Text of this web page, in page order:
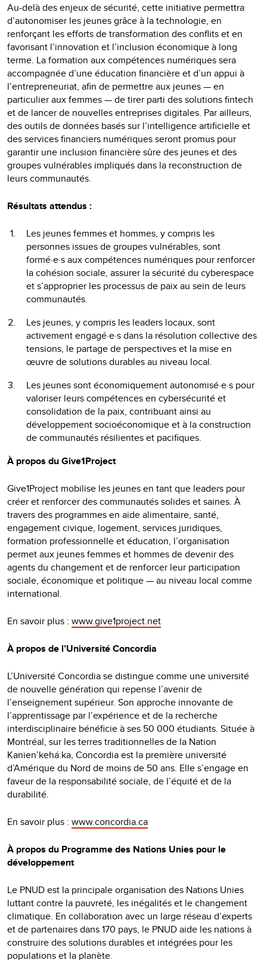
Au-delà des enjeux de sécurité, cette initiative permettra
d’autonomiser les jeunes grâce à la technologie, en
renforçant les efforts de transformation des conflits et en
favorisant l’innovation et l’inclusion économique à long
terme. La formation aux compétences numériques sera
accompagnée d’une éducation financière et d’un appui à
l’entrepreneuriat, afin de permettre aux jeunes — en
particulier aux femmes — de tirer parti des solutions fintech
et de lancer de nouvelles entreprises digitales. Par ailleurs,
des outils de données basés sur l’intelligence artificielle et
des services financiers numériques seront promus pour
garantir une inclusion financière sûre des jeunes et des
groupes vulnérables impliqués dans la reconstruction de
leurs communautés.
Résultats attendus :
Les jeunes femmes et hommes, y compris les
personnes issues de groupes vulnérables, sont
formé·e·s aux compétences numériques pour renforcer
la cohésion sociale, assurer la sécurité du cyberespace
et s’approprier les processus de paix au sein de leurs
communautés.
Les jeunes, y compris les leaders locaux, sont
activement engagé·e·s dans la résolution collective des
tensions, le partage de perspectives et la mise en
œuvre de solutions durables au niveau local.
Les jeunes sont économiquement autonomisé·e·s pour
valoriser leurs compétences en cybersécurité et
consolidation de la paix, contribuant ainsi au
développement socioéconomique et à la construction
de communautés résilientes et pacifiques.
À propos du Give1Project
Give1Project mobilise les jeunes en tant que leaders pour
créer et renforcer des communautés solides et saines. À
travers des programmes en aide alimentaire, santé,
engagement civique, logement, services juridiques,
formation professionnelle et éducation, l’organisation
permet aux jeunes femmes et hommes de devenir des
agents du changement et de renforcer leur participation
sociale, économique et politique — au niveau local comme
international.
En savoir plus : www.give1project.net
À propos de l’Université Concordia
L’Université Concordia se distingue comme une université
de nouvelle génération qui repense l’avenir de
l’enseignement supérieur. Son approche innovante de
l’apprentissage par l’expérience et de la recherche
interdisciplinaire bénéficie à ses 50 000 étudiants. Située à
Montréal, sur les terres traditionnelles de la Nation
Kanien’kehá:ka, Concordia est la première université
d’Amérique du Nord de moins de 50 ans. Elle s’engage en
faveur de la responsabilité sociale, de l’équité et de la
durabilité.
En savoir plus : www.concordia.ca
À propos du Programme des Nations Unies pour le
développement
Le PNUD est la principale organisation des Nations Unies
luttant contre la pauvreté, les inégalités et le changement
climatique. En collaboration avec un large réseau d’experts
et de partenaires dans 170 pays, le PNUD aide les nations à
construire des solutions durables et intégrées pour les
populations et la planète.